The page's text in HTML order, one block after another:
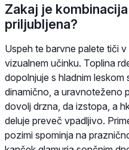
Zakaj je
priljubljena?
Uspeh te barvne palete tiči
vizualnem učinku. Toplina
dopolnjuje s hladnim leskom
dinamično, a uravnoteženo
dovolj drzna, da izstopa, a
deluje preveč vpadljivo.
pozimi spominja na